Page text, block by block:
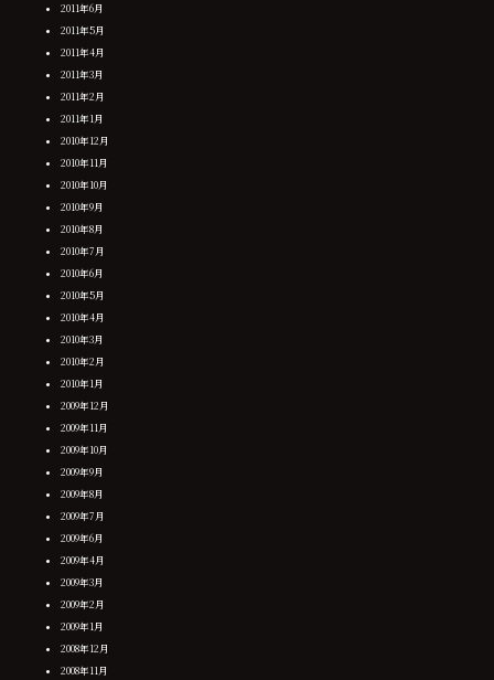
2011年6月
2011年5月
2011年4月
2011年3月
2011年2月
2011年1月
2010年12月
2010年11月
2010年10月
2010年9月
2010年8月
2010年7月
2010年6月
2010年5月
2010年4月
2010年3月
2010年2月
2010年1月
2009年12月
2009年11月
2009年10月
2009年9月
2009年8月
2009年7月
2009年6月
2009年4月
2009年3月
2009年2月
2009年1月
2008年12月
2008年11月